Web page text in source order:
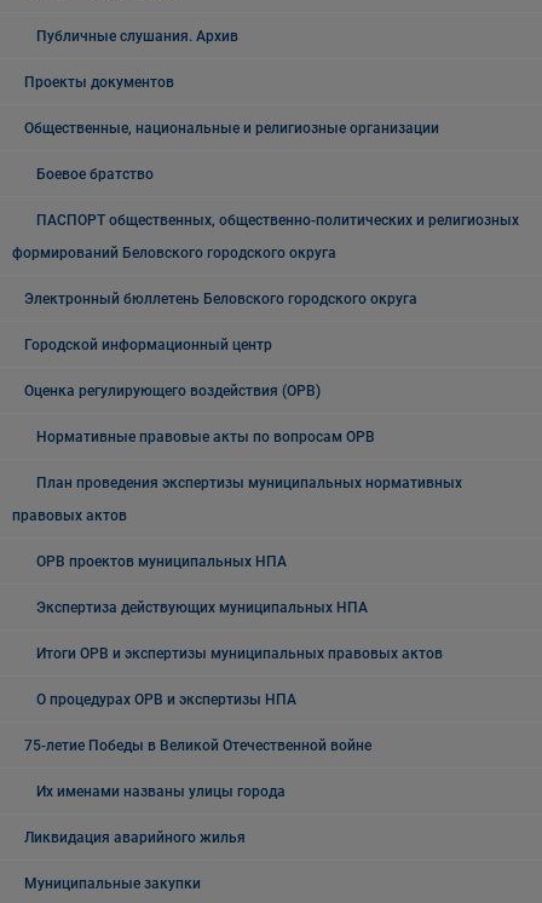
Публичные слушания. Архив
Проекты документов
Общественные, национальные и религиозные организации
Боевое братство
ПАСПОРТ общественных, общественно-политических и религиозных
формирований Беловского городского округа
Электронный бюллетень Беловского городского округа
Городской информационный центр
Оценка регулирующего воздействия (ОРВ)
Нормативные правовые акты по вопросам ОРВ
План проведения экспертизы муниципальных нормативных
правовых актов
ОРВ проектов муниципальных НПА
Экспертиза действующих муниципальных НПА
Итоги ОРВ и экспертизы муниципальных правовых актов
О процедурах ОРВ и экспертизы НПА
75-летие Победы в Великой Отечественной войне
Их именами названы улицы города
Ликвидация аварийного жилья
Муниципальные закупки